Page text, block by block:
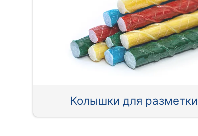
Колышки для разметки